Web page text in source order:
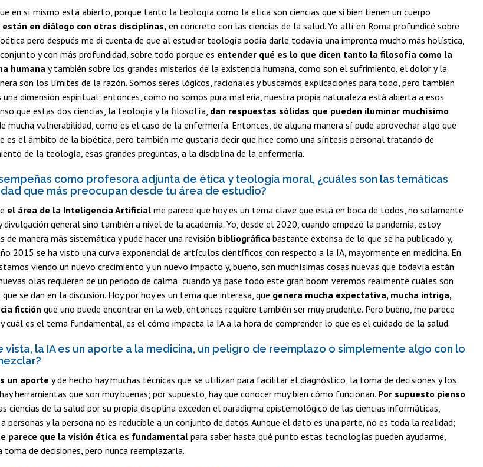
en sí mismo está abierto, porque tanto la teología como la ética son ciencias que si bien tienen un cuerpo
están en diálogo con otras disciplinas, en concreto con las ciencias de la salud. Yo allí en Roma profundicé sobre
pero después me di cuenta de que al estudiar teología podía darle todavía una impronta mucho más holística,
y con más profundidad, sobre todo porque es entender qué es lo que dicen tanto la filosofía como la
humana y también sobre los grandes misterios de la existencia humana, como son el sufrimiento, el dolor y la
son los límites de la razón. Somos seres lógicos, racionales y buscamos explicaciones para todo, pero también
dimensión espiritual; entonces, como no somos pura materia, nuestra propia naturaleza está abierta a esos
que estas dos ciencias, la teología y la filosofía, dan respuestas sólidas que pueden iluminar muchísimo
mucha vulnerabilidad, como es el caso de la enfermería. Entonces, de alguna manera sí pude aprovechar algo que
es el ámbito de la bioética, pero también me gustaría decir que hice como una síntesis personal tratando de
de la teología, esas grandes preguntas, a la disciplina de la enfermería.
como profesora adjunta de ética y teología moral, ¿cuáles son las temáticas
que más preocupan desde tu área de estudio?
el área de la Inteligencia Artificial me parece que hoy es un tema clave que está en boca de todos, no solamente
divulgación general sino también a nivel de la academia. Yo, desde el 2020, cuando empezó la pandemia, estoy
manera más sistemática y pude hacer una revisión bibliográfica bastante extensa de lo que se ha publicado y,
2015 se ha visto una curva exponencial de artículos científicos con respecto a la IA, mayormente en medicina. En
viendo un nuevo crecimiento y un nuevo impacto y, bueno, son muchísimas cosas nuevas que todavía están
olas requieren de un periodo de calma; cuando ya pase todo este gran boom veremos realmente cuáles son
se dan en la discusión. Hoy por hoy es un tema que interesa, que genera mucha expectativa, mucha intriga,
ficción que uno puede encontrar en la web, entonces requiere también ser muy prudente. Pero bueno, me parece
cuál es el tema fundamental, es el cómo impacta la IA a la hora de comprender lo que es el cuidado de la salud.
vista, la IA es un aporte a la medicina, un peligro de reemplazo o simplemente algo con lo
un aporte y de hecho hay muchas técnicas que se utilizan para facilitar el diagnóstico, la toma de decisiones y los
herramientas que son muy buenas; por supuesto, hay que conocer muy bien cómo funcionan. Por supuesto pienso
ciencias de la salud por su propia disciplina exceden el paradigma epistemológico de las ciencias informáticas,
personas y la persona no es reducible a un conjunto de datos. Aunque el dato es una parte, no es toda la realidad;
parece que la visión ética es fundamental para saber hasta qué punto estas tecnologías pueden ayudarme,
de decisiones, pero nunca reemplazarla.